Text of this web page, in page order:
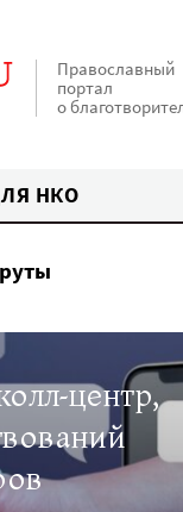
Православный
портал
о
НКО
центр,